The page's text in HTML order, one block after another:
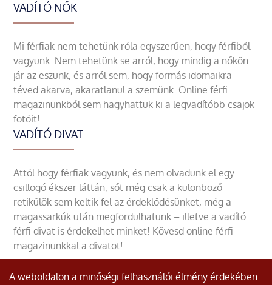
VADÍTÓ NŐK
Mi férfiak nem tehetünk róla egyszerűen, hogy férfiből
vagyunk. Nem tehetünk se arról, hogy mindig a nőkön
jár az eszünk, és arról sem, hogy formás idomaikra
téved akarva, akaratlanul a szemünk. Online férfi
magazinunkból sem hagyhattuk ki a legvadítóbb csajok
fotóit!
VADÍTÓ DIVAT
Attól hogy férfiak vagyunk, és nem olvadunk el egy
csillogó ékszer láttán, sőt még csak a különböző
retikülök sem keltik fel az érdeklődésünket, még a
magassarkúk után megfordulhatunk – illetve a vadító
férfi divat is érdekelhet minket! Kövesd online férfi
magazinunkkal a divatot!
A weboldalon a minőségi felhasználói élmény érdekében